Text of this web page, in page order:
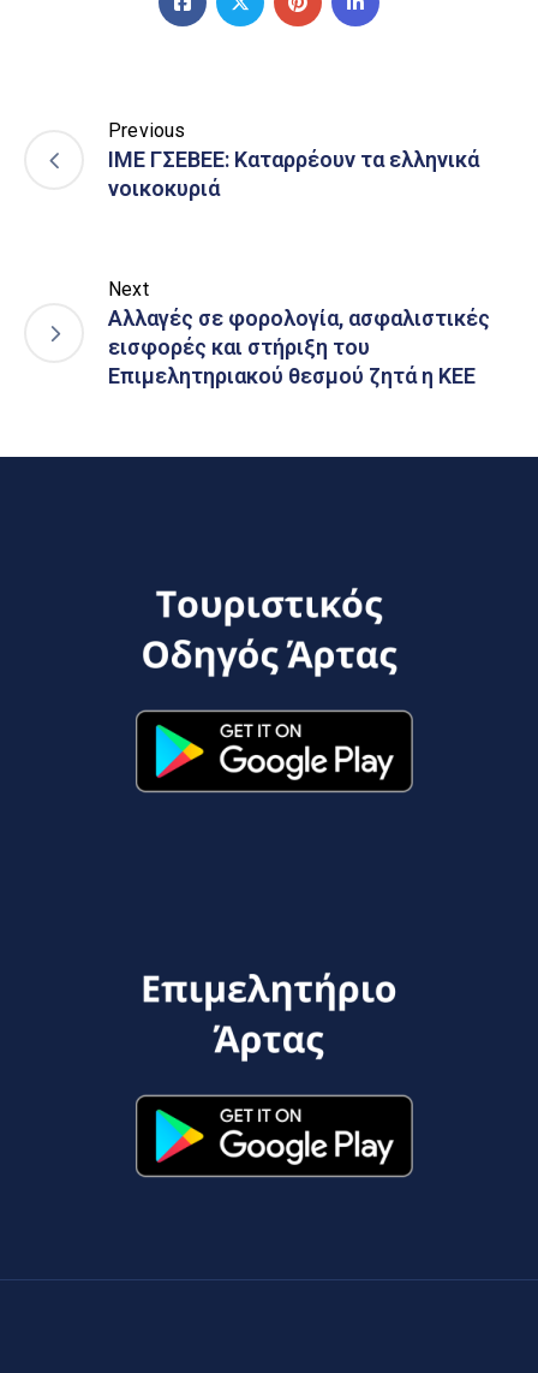
Previous
ΙΜΕ ΓΣΕΒΕΕ: Καταρρέουν τα ελληνικά
νοικοκυριά
Next
Αλλαγές σε φορολογία, ασφαλιστικές
εισφορές και στήριξη του
Επιμελητηριακού θεσμού ζητά η ΚΕΕ